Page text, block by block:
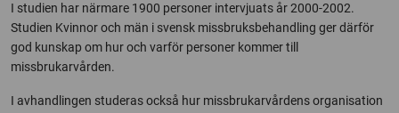
I studien har närmare 1900 personer intervjuats år 2000-2002.
Studien Kvinnor och män i svensk missbruksbehandling ger därför
god kunskap om hur och varför personer kommer till
missbrukarvården.
I avhandlingen studeras också hur missbrukarvårdens organisation